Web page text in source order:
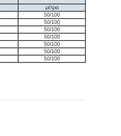
μέτρα
50/100
50/100
50/100
50/100
50/100
50/100
50/100